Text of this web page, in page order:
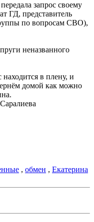
запрос своему
ГД, представитель
по вопросам СВО),
неназванного
в плену, и
домой как можно
, обмен , Екатерина